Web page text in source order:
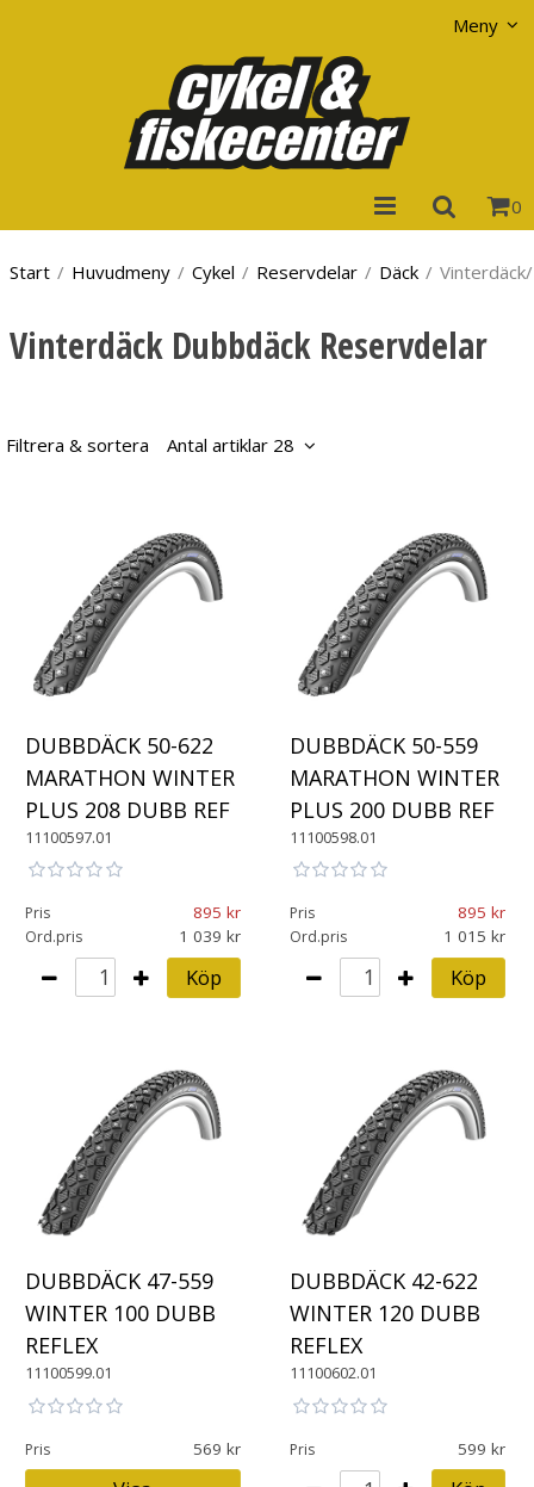
Meny
0
Start / Huvudmeny / Cykel / Reservdelar / Däck /
Vinterdäck Dubbdäck Reservdelar
Filtrera & sortera Antal artiklar 28
DUBBDÄCK 50-622
MARATHON WINTER
PLUS 208 DUBB REF
11100597.01
Pris 895
Ord.pris 1 039
Köp
DUBBDÄCK 50-559
MARATHON WINTER
PLUS 200 DUBB REF
11100598.01
Pris 895
Ord.pris 1 015
Köp
DUBBDÄCK 47-559
WINTER 100 DUBB
REFLEX
11100599.01
Pris 569
DUBBDÄCK 42-622
WINTER 120 DUBB
REFLEX
11100602.01
Pris 599